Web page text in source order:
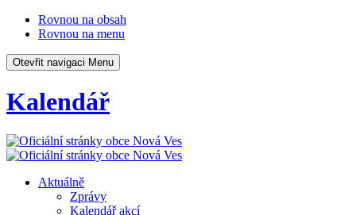
Rovnou na obsah
Rovnou na menu
Otevřit navigaci Menu
Kalendář
Aktuálně
Zprávy
Kalendář akcí